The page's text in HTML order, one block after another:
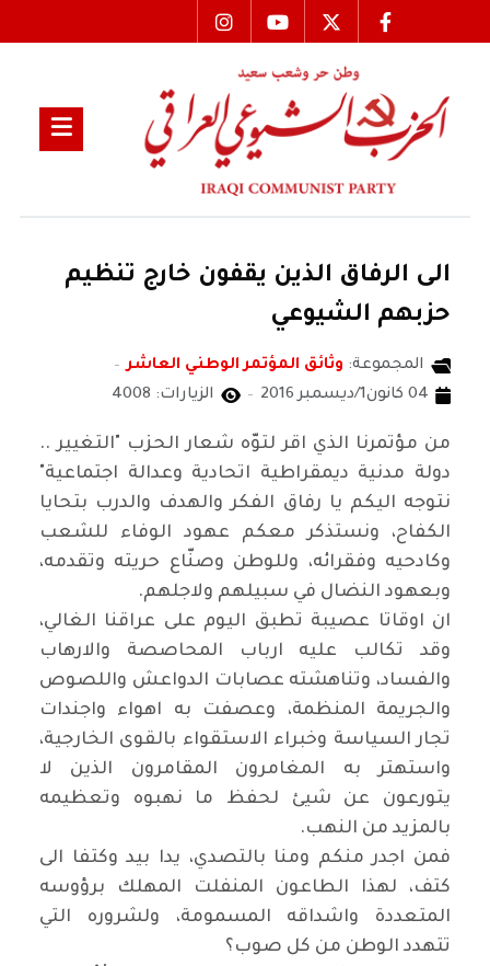
الى الرفاق الذين يقفون خارج تنظيم
حزبهم الشيوعي
المجموعة: وثائق المؤتمر الوطني العاشر
04 كانون1/ديسمبر 2016
الزيارات: 4008
من مؤتمرنا الذي اقر لتوّه شعار الحزب "التغيير ..
دولة مدنية ديمقراطية اتحادية وعدالة اجتماعية"
نتوجه اليكم يا رفاق الفكر والهدف والدرب بتحايا
الكفاح، ونستذكر معكم عهود الوفاء للشعب
وكادحيه وفقرائه، وللوطن وصنّاع حريته وتقدمه،
وبعهود النضال في سبيلهم ولاجلهم.
ان اوقاتا عصيبة تطبق اليوم على عراقنا الغالي،
وقد تكالب عليه ارباب المحاصصة والارهاب
والفساد، وتناهشته عصابات الدواعش واللصوص
والجريمة المنظمة، وعصفت به اهواء واجندات
تجار السياسة وخبراء الاستقواء بالقوى الخارجية،
واستهتر به المغامرون المقامرون الذين لا
يتورعون عن شيئ لحفظ ما نهبوه وتعظيمه
بالمزيد من النهب.
فمن اجدر منكم ومنا بالتصدي، يدا بيد وكتفا الى
كتف، لهذا الطاعون المنفلت المهلك برؤوسه
المتعددة واشداقه المسمومة، ولشروره التي
تتهدد الوطن من كل صوب؟